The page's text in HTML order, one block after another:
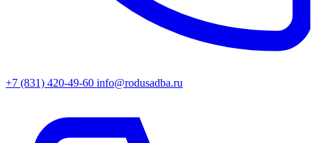
+7 (831) 420-49-60 info@rodusadba.ru